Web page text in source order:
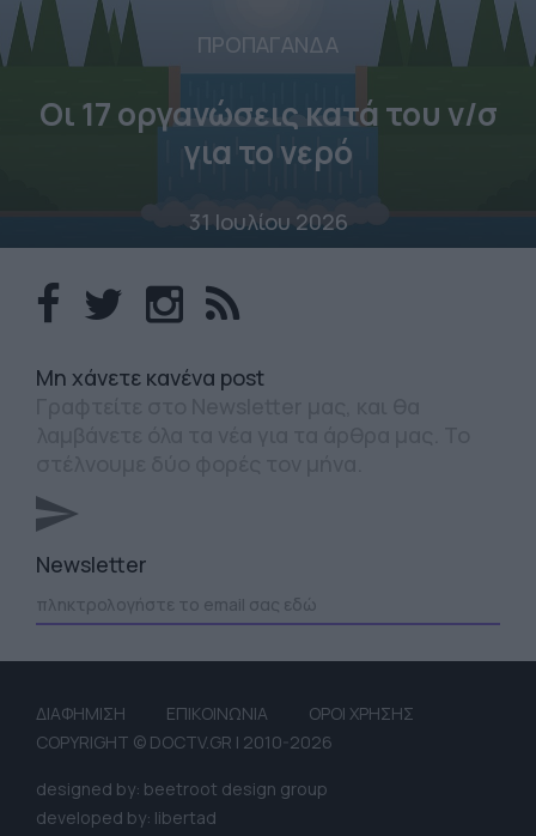
ΠΡΟΠΑΓΑΝΔΑ
Οι 17 οργανώσεις κατά του ν/σ
για το νερό
31 Ιουλίου 2026
Mη χάνετε κανένα post
Newsletter
ΔΙΑΦΗΜΙΣΗ ΕΠΙΚΟΙΝΩΝΙΑ
ΟΡΟΙ ΧΡΗΣΗΣ
COPYRIGHT © DOCTV.GR | 2010-2026
designed by: beetroot design group
developed by: libertad